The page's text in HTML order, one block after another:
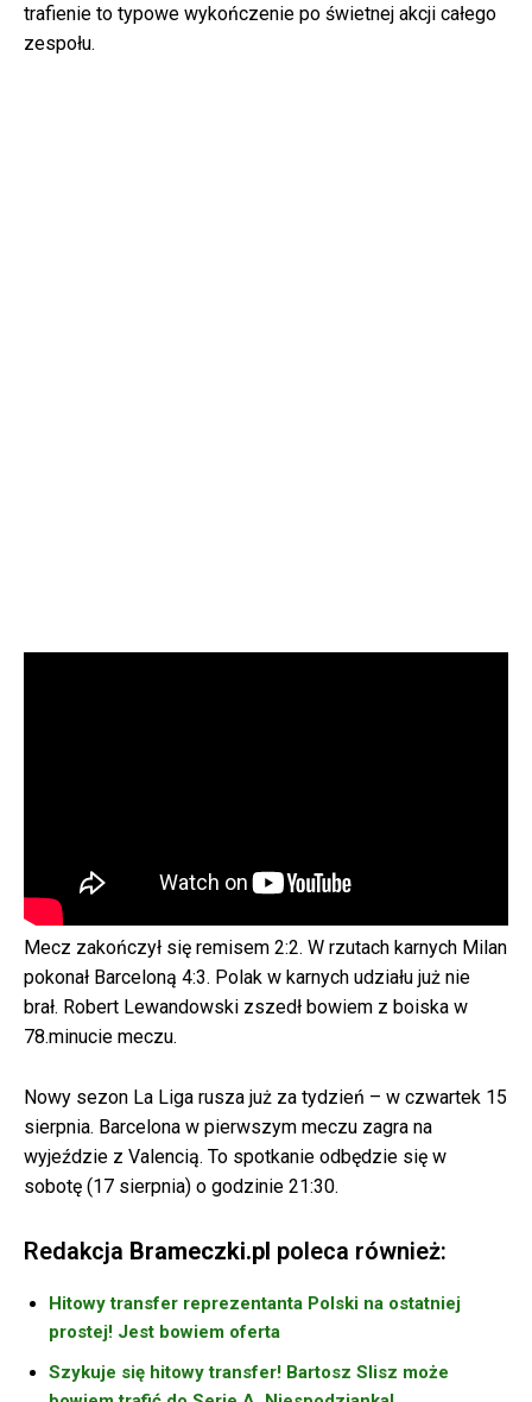
trafienie to typowe wykończenie po świetnej akcji całego
zespołu.
Mecz zakończył się remisem 2:2. W rzutach karnych Milan
pokonał Barceloną 4:3. Polak w karnych udziału już nie
brał. Robert Lewandowski zszedł bowiem z boiska w
78.minucie meczu.
Nowy sezon La Liga rusza już za tydzień – w czwartek 15
sierpnia. Barcelona w pierwszym meczu zagra na
wyjeździe z Valencią. To spotkanie odbędzie się w
sobotę (17 sierpnia) o godzinie 21:30.
Redakcja Brameczki.pl poleca również:
Hitowy transfer reprezentanta Polski na ostatniej
prostej! Jest bowiem oferta
Szykuje się hitowy transfer! Bartosz Slisz może